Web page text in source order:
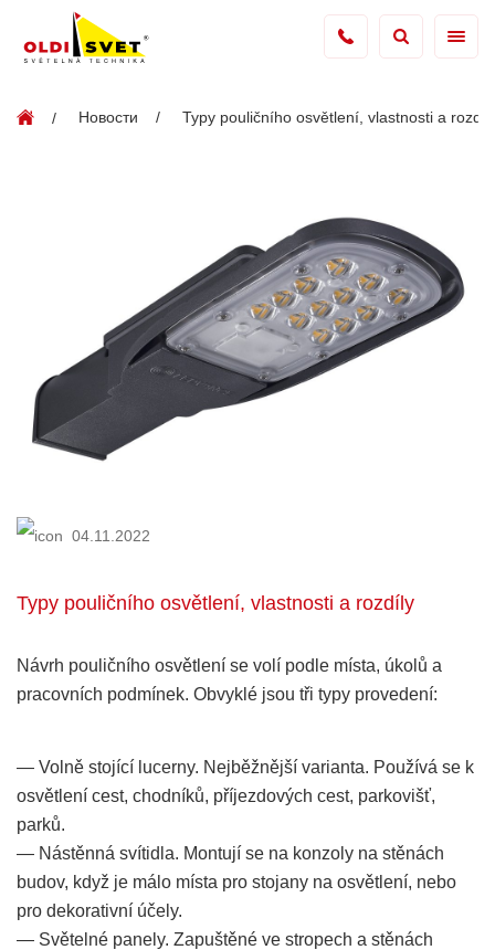
Новости Typy pouličního osvětlení, vlastnosti a
04.11.2022
Typy pouličního osvětlení, vlastnosti a rozdíly
Návrh pouličního osvětlení se volí podle místa, úkolů a
pracovních podmínek. Obvyklé jsou tři typy provedení:
— Volně stojící lucerny. Nejběžnější varianta. Používá se k
osvětlení cest, chodníků, příjezdových cest, parkovišť,
parků.
— Nástěnná svítidla. Montují se na konzoly na stěnách
budov, když je málo místa pro stojany na osvětlení, nebo
pro dekorativní účely.
— Světelné panely. Zapuštěné ve stropech a stěnách